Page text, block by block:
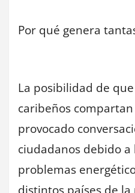
Por qué genera
La posibilidad de
caribeños
provocado
ciudadanos debido a
problemas